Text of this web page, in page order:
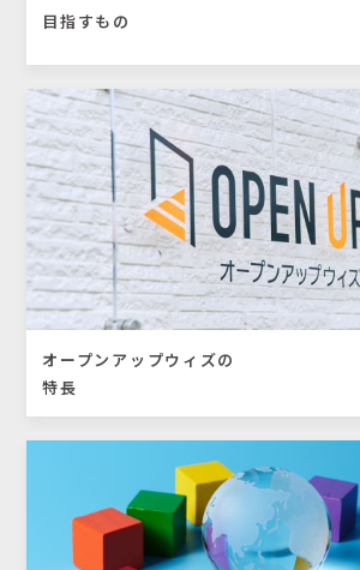
目指すもの
オープンアップウィズの
特長